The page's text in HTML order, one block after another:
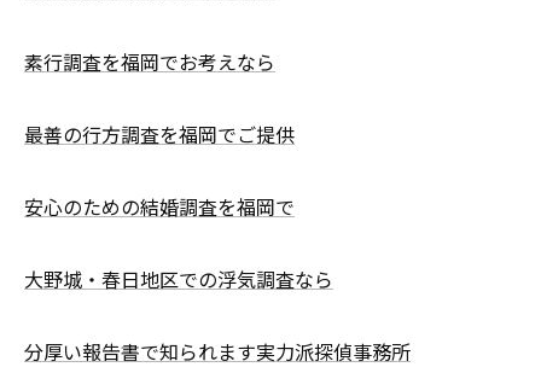
素行調査を福岡でお考えなら
最善の行方調査を福岡でご提供
安心のための結婚調査を福岡で
大野城・春日地区での浮気調査なら
分厚い報告書で知られます実力派探偵事務所